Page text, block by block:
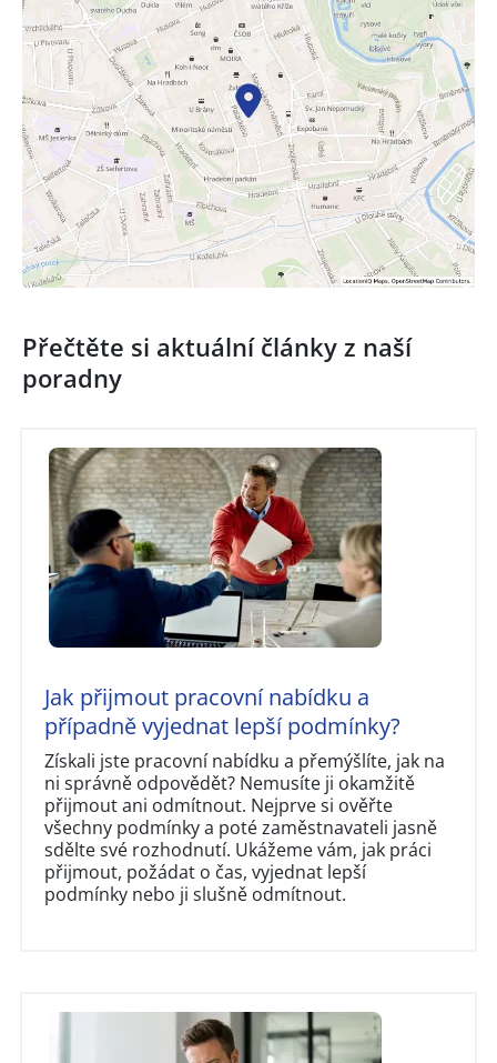
Přečtěte si aktuální články z naší
poradny
Jak přijmout pracovní nabídku a
případně vyjednat lepší podmínky?
Získali jste pracovní nabídku a přemýšlíte, jak na
ni správně odpovědět? Nemusíte ji okamžitě
přijmout ani odmítnout. Nejprve si ověřte
všechny podmínky a poté zaměstnavateli jasně
sdělte své rozhodnutí. Ukážeme vám, jak práci
přijmout, požádat o čas, vyjednat lepší
podmínky nebo ji slušně odmítnout.